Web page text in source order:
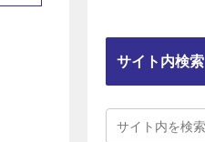
サイト内検索